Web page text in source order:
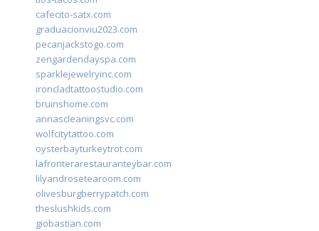
cafecito-satx.com
graduacionviu2023.com
pecanjackstogo.com
zengardendayspa.com
sparklejewelryinc.com
ironcladtattoostudio.com
bruinshome.com
annascleaningsvc.com
wolfcitytattoo.com
oysterbayturkeytrot.com
lafronterarestauranteybar.com
lilyandrosetearoom.com
olivesburgberrypatch.com
theslushkids.com
giobastian.com